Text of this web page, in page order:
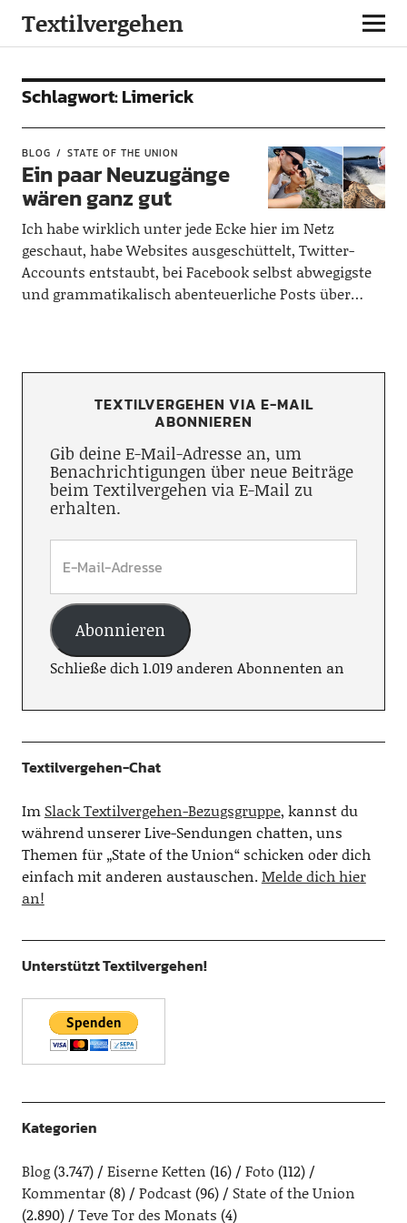
Textilvergehen
Schlagwort:Limerick
BLOG STATE OF THE UNION
Ein paar Neuzugänge
wären ganz gut
Ich habe wirklich unter jede Ecke hier im Netz
geschaut, habe Websites ausgeschüttelt, Twitter-
Accounts entstaubt, bei Facebook selbst abwegigste
und grammatikalisch abenteuerliche Posts über…
TEXTILVERGEHEN VIA E-MAIL
ABONNIEREN
Gib deine E-Mail-Adresse an, um
Benachrichtigungen über neue Beiträge
beim Textilvergehen via E-Mail zu
erhalten.
Abonnieren
Schließe dich 1.019 anderen Abonnenten an
Textilvergehen-Chat
Im Slack Textilvergehen-Bezugsgruppe, kannst du
während unserer Live-Sendungen chatten, uns
Themen für „State of the Union“ schicken oder dich
einfach mit anderen austauschen.Melde dich hier
an!
Unterstützt Textilvergehen!
Kategorien
Blog(3.747) Eiserne Ketten (16) Foto (112)
Kommentar(8) Podcast(96)
State of the Union
(2.890)
Teve Tor des Monats (4)